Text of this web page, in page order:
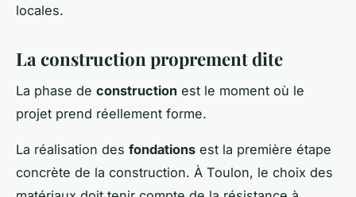
locales.
La construction proprement dite
La phase de construction est le moment où le
projet prend réellement forme.
La réalisation des fondations est la première étape
concrète de la construction. À Toulon, le choix des